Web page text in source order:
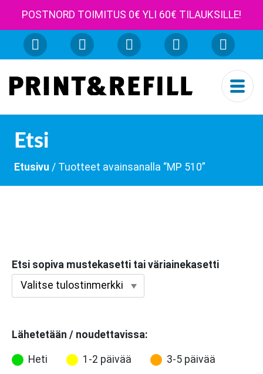
POSTNORD TOIMITUS 0€ YLI 60€ TILAUKSILLE!
Etsi
Etusivu / Tuotteet avainsanalla “MP 510”
Etsi sopiva mustekasetti tai väriainekasetti
Lähetetään / noudettavissa:
Heti 1-2 päivää
3-5 päivää